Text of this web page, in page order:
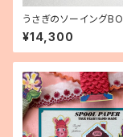
うさぎのソーイング
¥14,300